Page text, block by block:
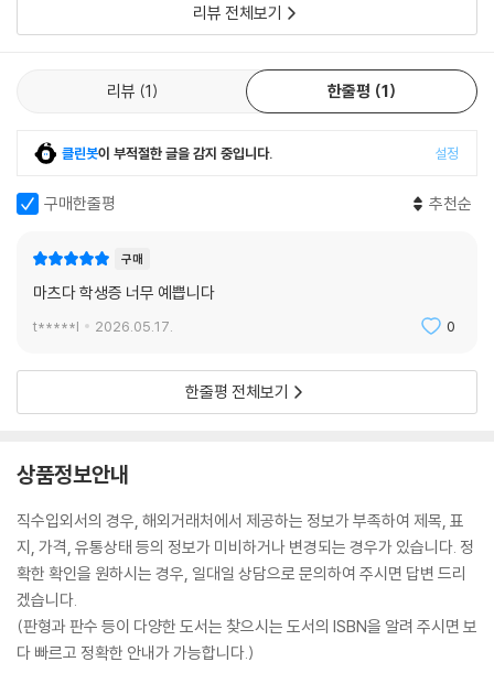
리뷰 전체보기
리뷰 1 한줄평 1
클린봇이 부적절한 글을 감지 중입니다. 설정
구매한줄평 추천순
구매
마츠다 학생증 너무 예쁩니다
t*****l 2026.05.17. 0
한줄평 전체보기
상품정보안내
직수입외서의 경우, 해외거래처에서 제공하는 정보가 부족하여 제목, 표
지, 가격, 유통상태 등의 정보가 미비하거나 변경되는 경우가 있습니다. 정
확한 확인을 원하시는 경우, 일대일 상담으로 문의하여 주시면 답변 드리
겠습니다.
(판형과 판수 등이 다양한 도서는 찾으시는 도서의 ISBN을 알려 주시면 보
다 빠르고 정확한 안내가 가능합니다.)